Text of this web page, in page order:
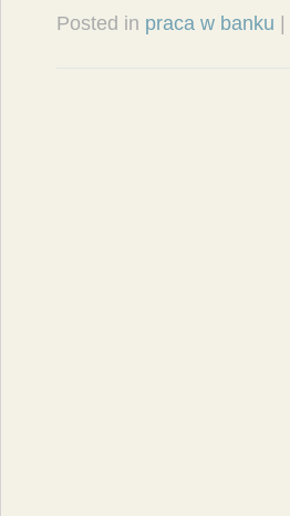
Posted in praca w banku